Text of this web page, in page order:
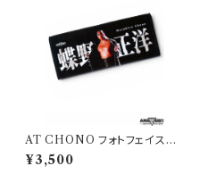
AT CHONO フォトフェイスタ
オル
¥3,500